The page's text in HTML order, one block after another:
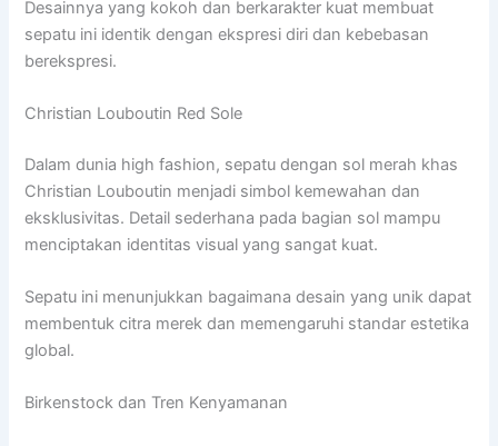
Desainnya yang kokoh dan berkarakter kuat membuat
sepatu ini identik dengan ekspresi diri dan kebebasan
berekspresi.
Christian Louboutin Red Sole
Dalam dunia high fashion, sepatu dengan sol merah khas
Christian Louboutin menjadi simbol kemewahan dan
eksklusivitas. Detail sederhana pada bagian sol mampu
menciptakan identitas visual yang sangat kuat.
Sepatu ini menunjukkan bagaimana desain yang unik dapat
membentuk citra merek dan memengaruhi standar estetika
global.
Birkenstock dan Tren Kenyamanan